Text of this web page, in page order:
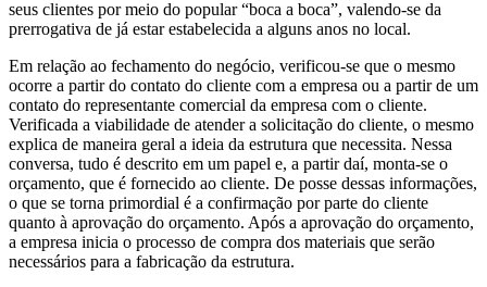
seus clientes por meio do popular “boca a boca”, valendo-se da
prerrogativa de já estar estabelecida a alguns anos no local.
Em relação ao fechamento do negócio, verificou-se que o mesmo
ocorre a partir do contato do cliente com a empresa ou a partir de um
contato do representante comercial da empresa com o cliente.
Verificada a viabilidade de atender a solicitação do cliente, o mesmo
explica de maneira geral a ideia da estrutura que necessita. Nessa
conversa, tudo é descrito em um papel e, a partir daí, monta-se o
orçamento, que é fornecido ao cliente. De posse dessas informações,
o que se torna primordial é a confirmação por parte do cliente
quanto à aprovação do orçamento. Após a aprovação do orçamento,
a empresa inicia o processo de compra dos materiais que serão
necessários para a fabricação da estrutura.